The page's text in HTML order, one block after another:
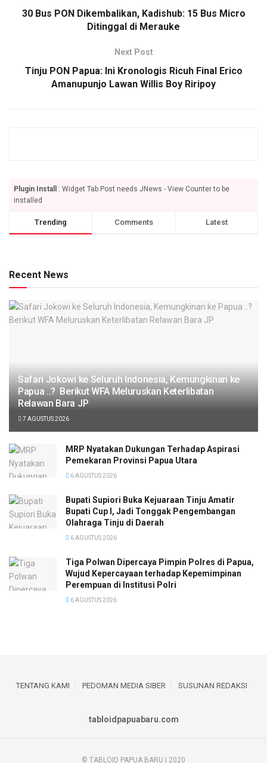
30 Bus PON Dikembalikan, Kadishub: 15 Bus Micro
Ditinggal di Merauke
Next Post
Tinju PON Papua: Ini Kronologis Ricuh Final Erico
Amanupunjo Lawan Willis Boy Riripoy
Plugin Install
: Widget Tab Post needs JNews - View Counter to be
installed
Trending Comments Latest
Recent News
Safari Jokowi ke Seluruh Indonesia, Kemungkinan ke
Papua ..? Berikut WFA Meluruskan Keterlibatan
Relawan Bara JP
7 AGUSTUS 2026
MRP Nyatakan Dukungan Terhadap Aspirasi
Pemekaran Provinsi Papua Utara
6 AGUSTUS 2026
Bupati Supiori Buka Kejuaraan Tinju Amatir
Bupati Cup I, Jadi Tonggak Pengembangan
Olahraga Tinju di Daerah
6 AGUSTUS 2026
Tiga Polwan Dipercaya Pimpin Polres di Papua,
Wujud Kepercayaan terhadap Kepemimpinan
Perempuan di Institusi Polri
6 AGUSTUS 2026
TENTANG KAMI PEDOMAN MEDIA SIBER SUSUNAN REDAKSI
tabloidpapuabaru.com
© TABLOID PAPUA BARU | 2020